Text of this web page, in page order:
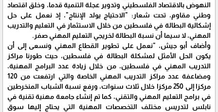
النهوض بالاقتصاد الفلسطيني وتدوير عجلة التنمية قدما، وخلق اقتصاد
وطني مقاوم، تحت شعار: "الاحتياج يولد الإنتاج"، إذ نعمل على حل
إشكالية البطالة في فلسطين من خلال الاستثمار في التعليم والتدريب
المهني، لا سيما أن نسبة البطالة لخريجي التعليم المهني صفر.
وأضاف أبو جيش، "نعمل على تطوير القطاع المهني ونسعى إلى أن
يكون الحل الأمثل لمشكلة البطالة في فلسطين، حيث طورنا مراكز
التدريب المهني في فلسطين، من خلال زيادة عدد البرامج المهنية،
ومضاعفة عدد مراكز التدريب المهني الخاصة والتي ارتفعت من 120
مركزا إلى 250 مركزا خلال ثلاث سنوات، ورفع نسبة الشباب المنخرطين
في برامج التعليم المهني والتقني، كما تم إنشاء جامعة مهنية تقنية في
نابلس لتدريس مختلف التخصصات المهنية التي يحتاج إليها سوق